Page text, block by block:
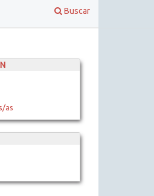
Buscar
as